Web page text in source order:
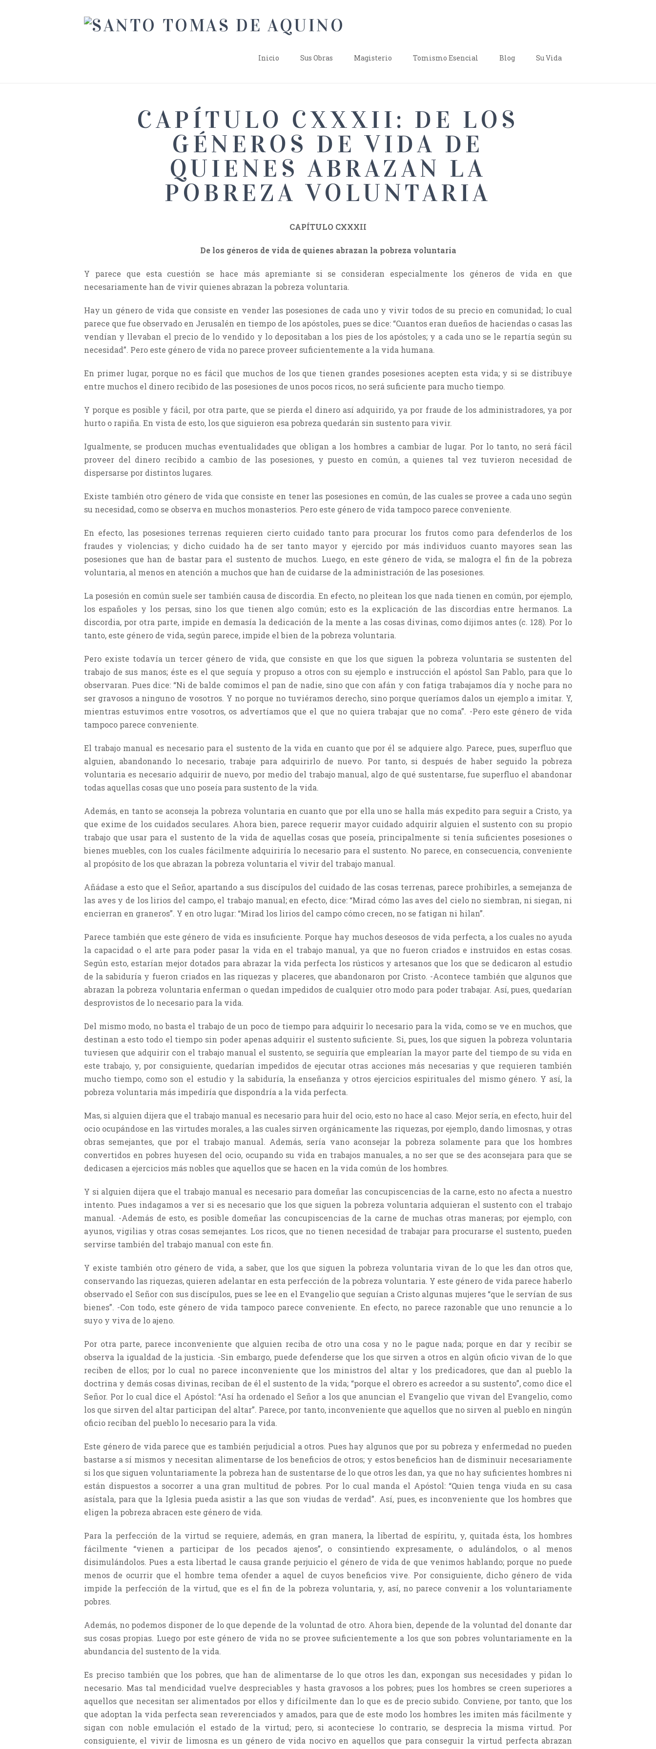
Inicio Sus Obras Magisterio Tomismo Esencial Blog Su Vida
CAPÍTULO CXXXII: DE LOS
GÉNEROS DE VIDA DE
QUIENES ABRAZAN LA
POBREZA VOLUNTARIA
CAPÍTULO CXXXII
De los géneros de vida de quienes abrazan la pobreza voluntaria
Y parece que esta cuestión se hace más apremiante si se consideran especialmente los géneros de vida en que
necesariamente han de vivir quienes abrazan la pobreza voluntaria.
Hay un género de vida que consiste en vender las posesiones de cada uno y vivir todos de su precio en comunidad; lo cual
parece que fue observado en Jerusalén en tiempo de los apóstoles, pues se dice: “Cuantos eran dueños de haciendas o casas las
vendían y llevaban el precio de lo vendido y lo depositaban a los pies de los apóstoles; y a cada uno se le repartía según su
necesidad”. Pero este género de vida no parece proveer suficientemente a la vida humana.
En primer lugar, porque no es fácil que muchos de los que tienen grandes posesiones acepten esta vida; y si se distribuye
entre muchos el dinero recibido de las posesiones de unos pocos ricos, no será suficiente para mucho tiempo.
Y porque es posible y fácil, por otra parte, que se pierda el dinero así adquirido, ya por fraude de los administradores, ya por
hurto o rapiña. En vista de esto, los que siguieron esa pobreza quedarán sin sustento para vivir.
Igualmente, se producen muchas eventualidades que obligan a los hombres a cambiar de lugar. Por lo tanto, no será fácil
proveer del dinero recibido a cambio de las posesiones, y puesto en común, a quienes tal vez tuvieron necesidad de
dispersarse por distintos lugares.
Existe también otro género de vida que consiste en tener las posesiones en común, de las cuales se provee a cada uno según
su necesidad, como se observa en muchos monasterios. Pero este género de vida tampoco parece conveniente.
En efecto, las posesiones terrenas requieren cierto cuidado tanto para procurar los frutos como para defenderlos de los
fraudes y violencias; y dicho cuidado ha de ser tanto mayor y ejercido por más individuos cuanto mayores sean las
posesiones que han de bastar para el sustento de muchos. Luego, en este género de vida, se malogra el fin de la pobreza
voluntaria, al menos en atención a muchos que han de cuidarse de la administración de las posesiones.
La posesión en común suele ser también causa de discordia. En efecto, no pleitean los que nada tienen en común, por ejemplo,
los españoles y los persas, sino los que tienen algo común; esto es la explicación de las discordias entre hermanos. La
discordia, por otra parte, impide en demasía la dedicación de la mente a las cosas divinas, como dijimos antes (c. 128). Por lo
tanto, este género de vida, según parece, impide el bien de la pobreza voluntaria.
Pero existe todavía un tercer género de vida, que consiste en que los que siguen la pobreza voluntaria se sustenten del
trabajo de sus manos; éste es el que seguía y propuso a otros con su ejemplo e instrucción el apóstol San Pablo, para que lo
observaran. Pues dice: “Ni de balde comimos el pan de nadie, sino que con afán y con fatiga trabajamos día y noche para no
ser gravosos a ninguno de vosotros. Y no porque no tuviéramos derecho, sino porque queríamos dalos un ejemplo a imitar. Y,
mientras estuvimos entre vosotros, os advertíamos que el que no quiera trabajar que no coma”. -Pero este género de vida
tampoco parece conveniente.
El trabajo manual es necesario para el sustento de la vida en cuanto que por él se adquiere algo. Parece, pues, superfluo que
alguien, abandonando lo necesario, trabaje para adquirirlo de nuevo. Por tanto, si después de haber seguido la pobreza
voluntaria es necesario adquirir de nuevo, por medio del trabajo manual, algo de qué sustentarse, fue superfluo el abandonar
todas aquellas cosas que uno poseía para sustento de la vida.
Además, en tanto se aconseja la pobreza voluntaria en cuanto que por ella uno se halla más expedito para seguir a Cristo, ya
que exime de los cuidados seculares. Ahora bien, parece requerir mayor cuidado adquirir alguien el sustento con su propio
trabajo que usar para el sustento de la vida de aquellas cosas que poseía, principalmente si tenía suficientes posesiones o
bienes muebles, con los cuales fácilmente adquiriría lo necesario para el sustento. No parece, en consecuencia, conveniente
al propósito de los que abrazan la pobreza voluntaria el vivir del trabajo manual.
Añádase a esto que el Señor, apartando a sus discípulos del cuidado de las cosas terrenas, parece prohibirles, a semejanza de
las aves y de los lirios del campo, el trabajo manual; en efecto, dice: “Mirad cómo las aves del cielo no siembran, ni siegan, ni
encierran en graneros”. Y en otro lugar: “Mirad los lirios del campo cómo crecen, no se fatigan ni hilan”.
Parece también que este género de vida es insuficiente. Porque hay muchos deseosos de vida perfecta, a los cuales no ayuda
la capacidad o el arte para poder pasar la vida en el trabajo manual, ya que no fueron criados e instruidos en estas cosas.
Según esto, estarían mejor dotados para abrazar la vida perfecta los rústicos y artesanos que los que se dedicaron al estudio
de la sabiduría y fueron criados en las riquezas y placeres, que abandonaron por Cristo. -Acontece también que algunos que
abrazan la pobreza voluntaria enferman o quedan impedidos de cualquier otro modo para poder trabajar. Así, pues, quedarían
desprovistos de lo necesario para la vida.
Del mismo modo, no basta el trabajo de un poco de tiempo para adquirir lo necesario para la vida, como se ve en muchos, que
destinan a esto todo el tiempo sin poder apenas adquirir el sustento suficiente. Si, pues, los que siguen la pobreza voluntaria
tuviesen que adquirir con el trabajo manual el sustento, se seguiría que emplearían la mayor parte del tiempo de su vida en
este trabajo, y, por consiguiente, quedarían impedidos de ejecutar otras acciones más necesarias y que requieren también
mucho tiempo, como son el estudio y la sabiduría, la enseñanza y otros ejercicios espirituales del mismo género. Y así, la
pobreza voluntaria más impediría que dispondría a la vida perfecta.
Mas, si alguien dijera que el trabajo manual es necesario para huir del ocio, esto no hace al caso. Mejor sería, en efecto, huir del
ocio ocupándose en las virtudes morales, a las cuales sirven orgánicamente las riquezas, por ejemplo, dando limosnas, y otras
obras semejantes, que por el trabajo manual. Además, sería vano aconsejar la pobreza solamente para que los hombres
convertidos en pobres huyesen del ocio, ocupando su vida en trabajos manuales, a no ser que se des aconsejara para que se
dedicasen a ejercicios más nobles que aquellos que se hacen en la vida común de los hombres.
Y si alguien dijera que el trabajo manual es necesario para domeñar las concupiscencias de la carne, esto no afecta a nuestro
intento. Pues indagamos a ver si es necesario que los que siguen la pobreza voluntaria adquieran el sustento con el trabajo
manual. -Además de esto, es posible domeñar las concupiscencias de la carne de muchas otras maneras; por ejemplo, con
ayunos, vigilias y otras cosas semejantes. Los ricos, que no tienen necesidad de trabajar para procurarse el sustento, pueden
servirse también del trabajo manual con este fin.
Y existe también otro género de vida, a saber, que los que siguen la pobreza voluntaria vivan de lo que les dan otros que,
conservando las riquezas, quieren adelantar en esta perfección de la pobreza voluntaria. Y este género de vida parece haberlo
observado el Señor con sus discípulos, pues se lee en el Evangelio que seguían a Cristo algunas mujeres “que le servían de sus
bienes”. -Con todo, este género de vida tampoco parece conveniente. En efecto, no parece razonable que uno renuncie a lo
suyo y viva de lo ajeno.
Por otra parte, parece inconveniente que alguien reciba de otro una cosa y no le pague nada; porque en dar y recibir se
observa la igualdad de la justicia. -Sin embargo, puede defenderse que los que sirven a otros en algún oficio vivan de lo que
reciben de ellos; por lo cual no parece inconveniente que los ministros del altar y los predicadores, que dan al pueblo la
doctrina y demás cosas divinas, reciban de él el sustento de la vida; “porque el obrero es acreedor a su sustento”, como dice el
Señor. Por lo cual dice el Apóstol: “Así ha ordenado el Señor a los que anuncian el Evangelio que vivan del Evangelio, como
los que sirven del altar participan del altar”. Parece, por tanto, inconveniente que aquellos que no sirven al pueblo en ningún
oficio reciban del pueblo lo necesario para la vida.
Este género de vida parece que es también perjudicial a otros. Pues hay algunos que por su pobreza y enfermedad no pueden
bastarse a sí mismos y necesitan alimentarse de los beneficios de otros; y estos beneficios han de disminuir necesariamente
si los que siguen voluntariamente la pobreza han de sustentarse de lo que otros les dan, ya que no hay suficientes hombres ni
están dispuestos a socorrer a una gran multitud de pobres. Por lo cual manda el Apóstol: “Quien tenga viuda en su casa
asístala, para que la Iglesia pueda asistir a las que son viudas de verdad”. Así, pues, es inconveniente que los hombres que
eligen la pobreza abracen este género de vida.
Para la perfección de la virtud se requiere, además, en gran manera, la libertad de espíritu, y, quitada ésta, los hombres
fácilmente “vienen a participar de los pecados ajenos”, o consintiendo expresamente, o adulándolos, o al menos
disimulándolos. Pues a esta libertad le causa grande perjuicio el género de vida de que venimos hablando; porque no puede
menos de ocurrir que el hombre tema ofender a aquel de cuyos beneficios vive. Por consiguiente, dicho género de vida
impide la perfección de la virtud, que es el fin de la pobreza voluntaria, y, así, no parece convenir a los voluntariamente
pobres.
Además, no podemos disponer de lo que depende de la voluntad de otro. Ahora bien, depende de la voluntad del donante dar
sus cosas propias. Luego por este género de vida no se provee suficientemente a los que son pobres voluntariamente en la
abundancia del sustento de la vida.
Es preciso también que los pobres, que han de alimentarse de lo que otros les dan, expongan sus necesidades y pidan lo
necesario. Mas tal mendicidad vuelve despreciables y hasta gravosos a los pobres; pues los hombres se creen superiores a
aquellos que necesitan ser alimentados por ellos y difícilmente dan lo que es de precio subido. Conviene, por tanto, que los
que adoptan la vida perfecta sean reverenciados y amados, para que de este modo los hombres les imiten más fácilmente y
sigan con noble emulación el estado de la virtud; pero, si aconteciese lo contrario, se desprecia la misma virtud. Por
consiguiente, el vivir de limosna es un género de vida nocivo en aquellos que para conseguir la virtud perfecta abrazan